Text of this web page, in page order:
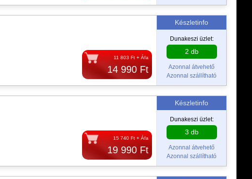
11 803 Ft + Áfa
14 990 Ft
Készletinfo
Dunakeszi üzlet:
2 db
Azonnal átvehető
Azonnal szállítható
15 740 Ft + Áfa
19 990 Ft
Készletinfo
Dunakeszi üzlet:
3 db
Azonnal átvehető
Azonnal szállítható